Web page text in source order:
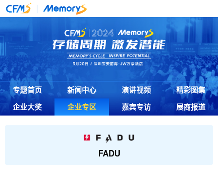
专题首页 新闻中心 演讲视频
精彩图集
企业大奖
企业专区 嘉宾专访 展商报道
FADU